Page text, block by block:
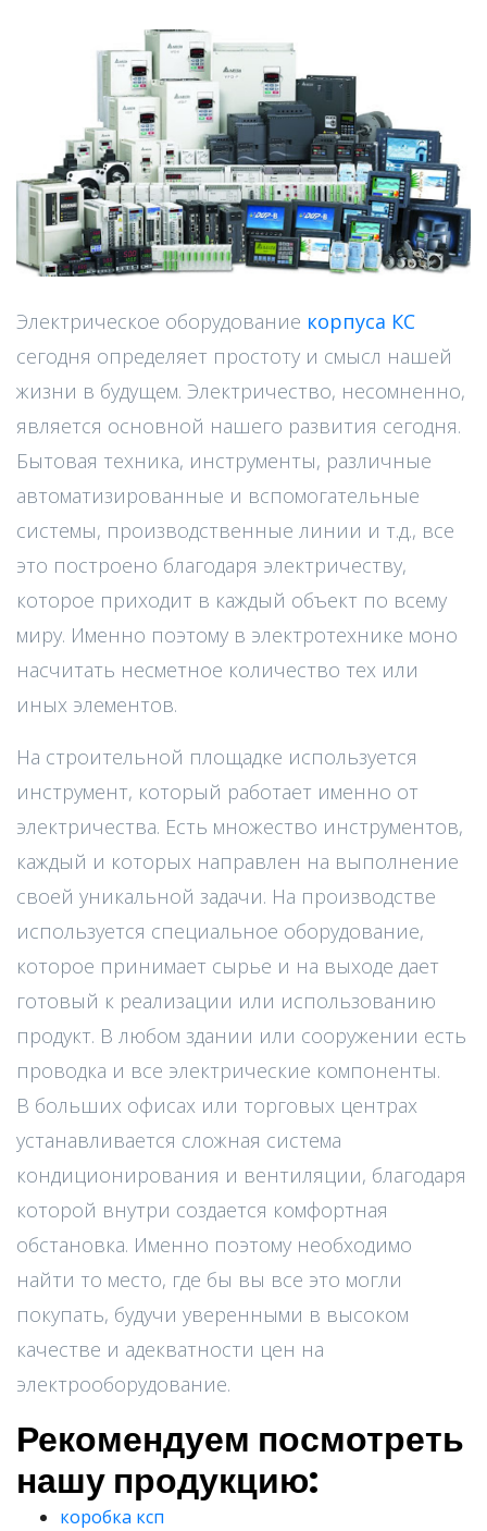
Электрическое оборудование корпуса КС
сегодня определяет простоту и смысл нашей
жизни в будущем. Электричество, несомненно,
является основной нашего развития сегодня.
Бытовая техника, инструменты, различные
автоматизированные и вспомогательные
системы, производственные линии и т.д., все
это построено благодаря электричеству,
которое приходит в каждый объект по всему
миру. Именно поэтому в электротехнике моно
насчитать несметное количество тех или
иных элементов.
На строительной площадке используется
инструмент, который работает именно от
электричества. Есть множество инструментов,
каждый и которых направлен на выполнение
своей уникальной задачи. На производстве
используется специальное оборудование,
которое принимает сырье и на выходе дает
готовый к реализации или использованию
продукт. В любом здании или сооружении есть
проводка и все электрические компоненты.
В больших офисах или торговых центрах
устанавливается сложная система
кондиционирования и вентиляции, благодаря
которой внутри создается комфортная
обстановка. Именно поэтому необходимо
найти то место, где бы вы все это могли
покупать, будучи уверенными в высоком
качестве и адекватности цен на
электрооборудование.
Рекомендуем посмотреть
нашу продукцию:
коробка ксп